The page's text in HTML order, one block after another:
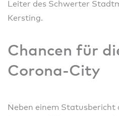
Leiter des Schwerter
Kersting.
Chancen für
Corona-City
Neben einem